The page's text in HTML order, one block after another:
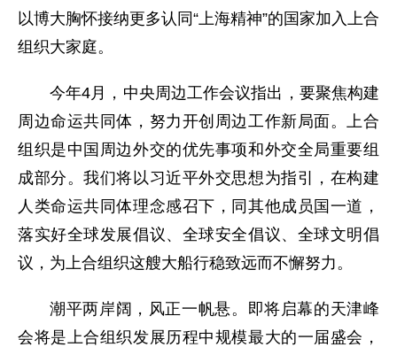
以博大胸怀接纳更多认同“上海精神”的国家加入上合
组织大家庭。
今年4月，中央周边工作会议指出，要聚焦构建
周边命运共同体，努力开创周边工作新局面。上合
组织是中国周边外交的优先事项和外交全局重要组
成部分。我们将以习近平外交思想为指引，在构建
人类命运共同体理念感召下，同其他成员国一道，
落实好全球发展倡议、全球安全倡议、全球文明倡
议，为上合组织这艘大船行稳致远而不懈努力。
潮平两岸阔，风正一帆悬。即将启幕的天津峰
会将是上合组织发展历程中规模最大的一届盛会，